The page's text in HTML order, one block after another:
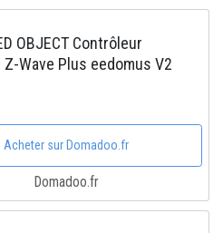
OBJECT Contrôleur
Wave Plus eedomus V2
Acheter sur Domadoo.fr
Domadoo.fr